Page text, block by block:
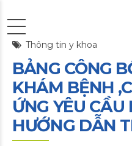
Thông tin y khoa
BẢNG CÔNG
KHÁM BỆNH
ỨNG YÊU CẦU
HƯỚNG DẪN